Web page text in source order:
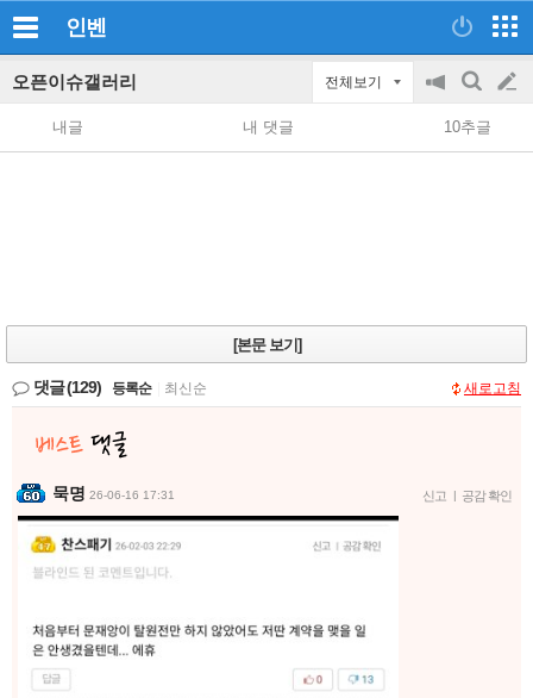
인벤
오픈이슈갤러리 전체보기
공
지
on/off
검
색
글
쓰
내글 내 댓글 10추글
[본문 보기]
댓글(129) 등록순 최신순 새로고침
묵명 26-06-16 17:31 신고 | 공감 확인